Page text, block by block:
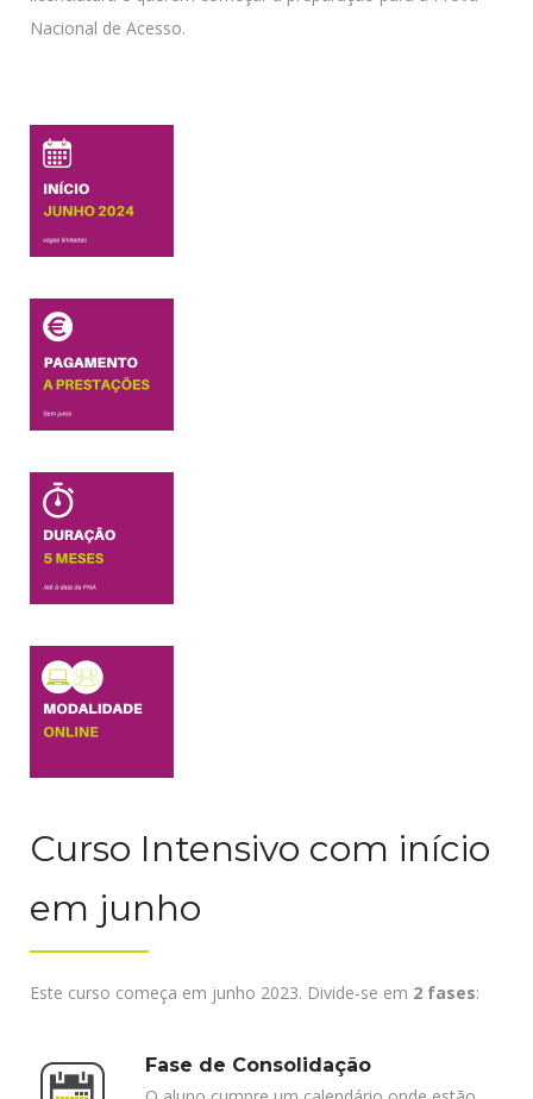
Nacional de Acesso.
Curso Intensivo com início
em junho
Este curso começa em junho 2023. Divide-se em 2 fases:
Fase de Consolidação